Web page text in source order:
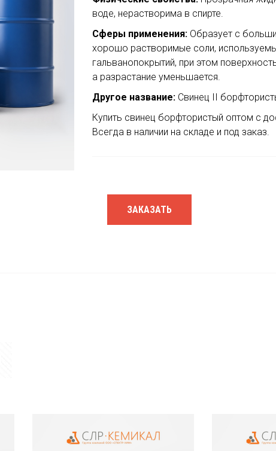
воде, нерастворима в спирте.
Сферы применения: Образует с
хорошо растворимые соли,
гальванопокрытий, при этом
а разрастание уменьшается.
Другое название: Свинец II
Купить свинец борфтористый оптом с
Всегда в наличии на складе и под заказ.
ЗАКАЗАТЬ